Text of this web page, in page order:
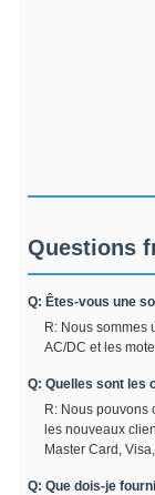
Questions
Q: Êtes-vous une
R: Nous sommes
AC/DC et les
Q: Quelles sont les
R: Nous pouvons
les nouveaux
Master Card,
Q: Que dois-je